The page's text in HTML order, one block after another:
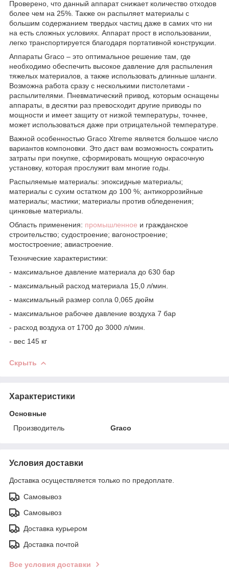
Проверено, что данный аппарат снижает количество отходов
более чем на 25%. Также он распыляет материалы с
большим содержанием твердых частиц даже в самих что ни
на есть сложных условиях. Аппарат прост в использовании,
легко транспортируется благодаря портативной конструкции.
Аппараты Graco – это оптимальное решение там, где
необходимо обеспечить высокое давление для распыления
тяжелых материалов, а также использовать длинные шланги.
Возможна работа сразу с несколькими пистолетами -
распылителями. Пневматический привод, которым оснащены
аппараты, в десятки раз превосходит другие приводы по
мощности и имеет защиту от низкой температуры, точнее,
может использоваться даже при отрицательной температуре.
Важной особенностью Graco Xtreme является большое число
вариантов компоновки. Это даст вам возможность сократить
затраты при покупке, сформировать мощную окрасочную
установку, которая прослужит вам многие годы.
Распыляемые материалы: эпоксидные материалы;
материалы с сухим остатком до 100 %; антикоррозийные
материалы; мастики; материалы против обледенения;
цинковые материалы.
Область применения: промышленное и гражданское
строительство; судостроение; вагоностроение;
мостостроение; авиастроение.
Технические характеристики:
- максимальное давление материала до 630 бар
- максимальный расход материала 15,0 л/мин.
- максимальный размер сопла 0,065 дюйм
- максимальное рабочее давление воздуха 7 бар
- расход воздуха от 1700 до 3000 л/мин.
- вес 145 кг
Скрыть
Характеристики
Основные
Производитель
Graco
Условия доставки
Доставка осуществляется только по предоплате.
Самовывоз
Самовывоз
Доставка курьером
Доставка почтой
Все условия доставки